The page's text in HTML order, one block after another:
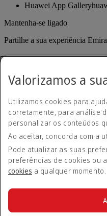
Huawei App Gallery
Mantenha-se ligado
Partilhe a sua experiência
Declaração de
Contacte-nos
Política de privacidade
Termos e condições
Política de cookies
Cibersegurança
Valorizamos a
Utilizamos cookies para
corretamente, para análise
personalizar os conteúdos
Ao aceitar, concorda com a
Pode atualizar as suas
preferências de cookies ou
cookies a qualquer momento.